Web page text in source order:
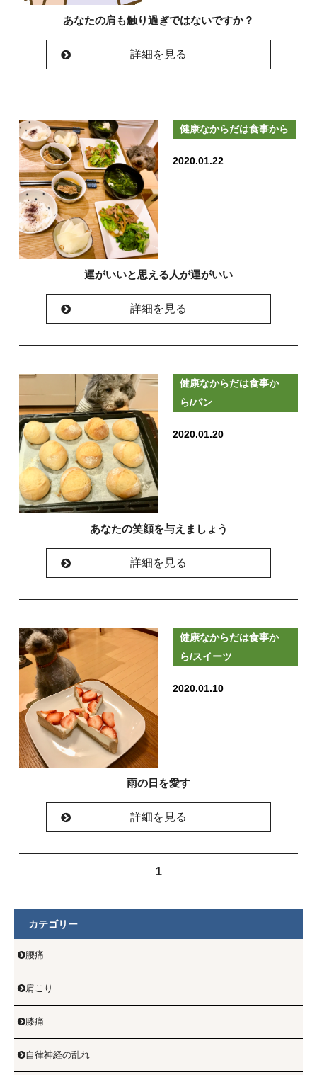
あなたの肩も触り過ぎではないですか？
詳細を見る
健康なからだは食事から
2020.01.22
運がいいと思える人が運がいい
詳細を見る
健康なからだは食事か
ら/パン
2020.01.20
あなたの笑顔を与えましょう
詳細を見る
健康なからだは食事か
ら/スイーツ
2020.01.10
雨の日を愛す
詳細を見る
1
カテゴリー
腰痛
肩こり
膝痛
自律神経の乱れ